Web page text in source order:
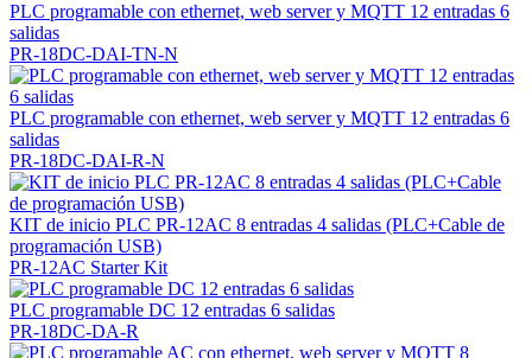
PLC programable con ethernet, web server y MQTT 12 entradas 6
salidas
PR-18DC-DAI-TN-N
PLC programable con ethernet, web server y MQTT 12 entradas 6
salidas
PR-18DC-DAI-R-N
KIT de inicio PLC PR-12AC 8 entradas 4 salidas (PLC+Cable de
programación USB)
PR-12AC Starter Kit
PLC programable DC 12 entradas 6 salidas
PR-18DC-DA-R